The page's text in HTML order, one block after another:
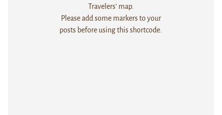
Travelers' map.
Please add some markers to your
posts before using this shortcode.